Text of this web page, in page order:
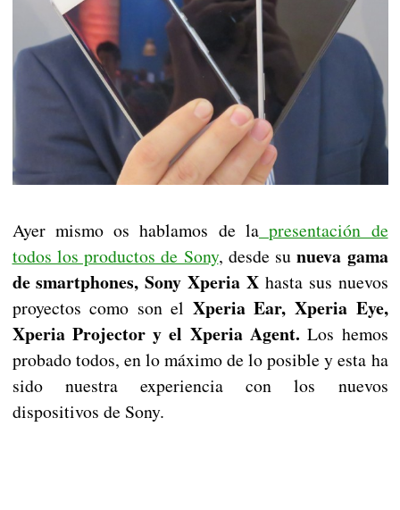
Ayer mismo os hablamos de lapresentación de
todos los productos de Sony, desde sunueva gama
de smartphones, Sony Xperia Xhasta sus nuevos
proyectos como son el Xperia Ear, Xperia Eye,
Xperia Projector y el Xperia Agent. Los hemos
probado todos, en lo máximo de lo posible y esta ha
sido nuestra experiencia con los nuevos
dispositivos de Sony.